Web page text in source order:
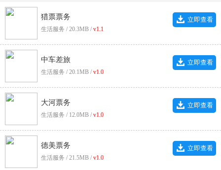
猎票票务
生活服务 / 20.3MB / v1.1
立即查看
中车差旅
生活服务 / 20.1MB / v1.0
立即查看
大河票务
生活服务 / 12.0MB / v1.0
立即查看
德美票务
生活服务 / 21.5MB / v1.0
立即查看